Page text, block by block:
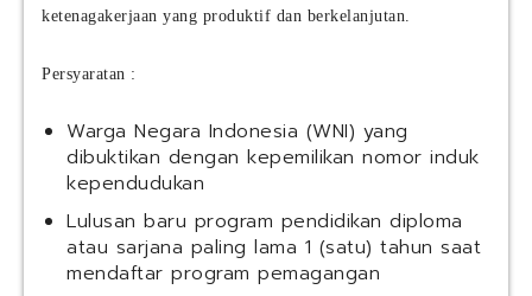
ketenagakerjaan yang produktif dan berkelanjutan.
Persyaratan :
Warga Negara Indonesia (WNI) yang
dibuktikan dengan kepemilikan nomor induk
kependudukan
Lulusan baru program pendidikan diploma
atau sarjana paling lama 1 (satu) tahun saat
mendaftar program pemagangan